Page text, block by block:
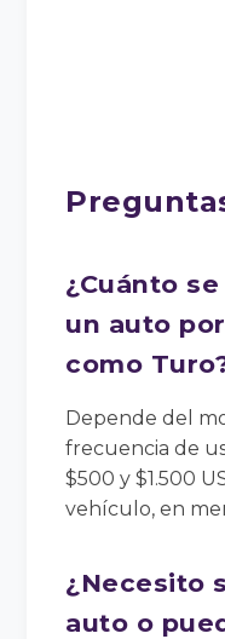
¿Cuánto
un auto
como
Depende del
frecuencia de
$500 y $1.500
vehículo, en
¿Necesito
auto o